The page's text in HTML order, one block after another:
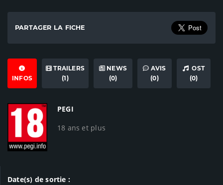
PARTAGER LA FICHE
INFOS
TRAILERS
(1)
NEWS
(0)
AVIS
(0)
OST
(0)
PEGI
18 ans et plus
Date(s) de sortie :